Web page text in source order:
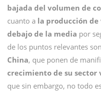
bajada del volumen de
cuanto a la producción
debajo de la media por
de los puntos relevantes son
China, que ponen de
crecimiento de su sector
que sin embargo, no todo